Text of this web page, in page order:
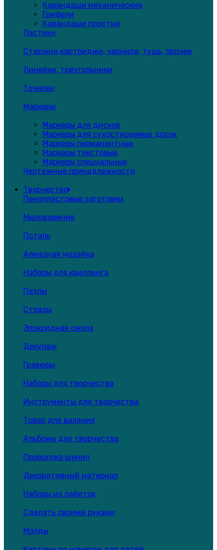
Карандаши механические
Грифели
Карандаши простые
Ластики
Стержни,картриджи, чернила, тушь, прочее
Линейки, треугольники
Точилки
Маркеры
Маркеры для дисков
Маркеры для сухостираемых досок
Маркеры перманентные
Маркеры текстовые
Маркеры специальные
Чертежные принадлежности
Творчество
Пенопластовые заготовки
Мыловарение
Поталь
Алмазная мозайка
Наборы для квиллинга
Пазлы
Стразы
Эпоксидная смола
Декупаж
Гравюры
Наборы для творчества
Инструменты для творчества
Товар для валяния
Альбомы для творчества
Проволока шенил
Декоративный материал
Наборы из пайеток
Сделать своими руками
Молды